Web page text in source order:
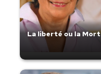
La liberté ou la Mort